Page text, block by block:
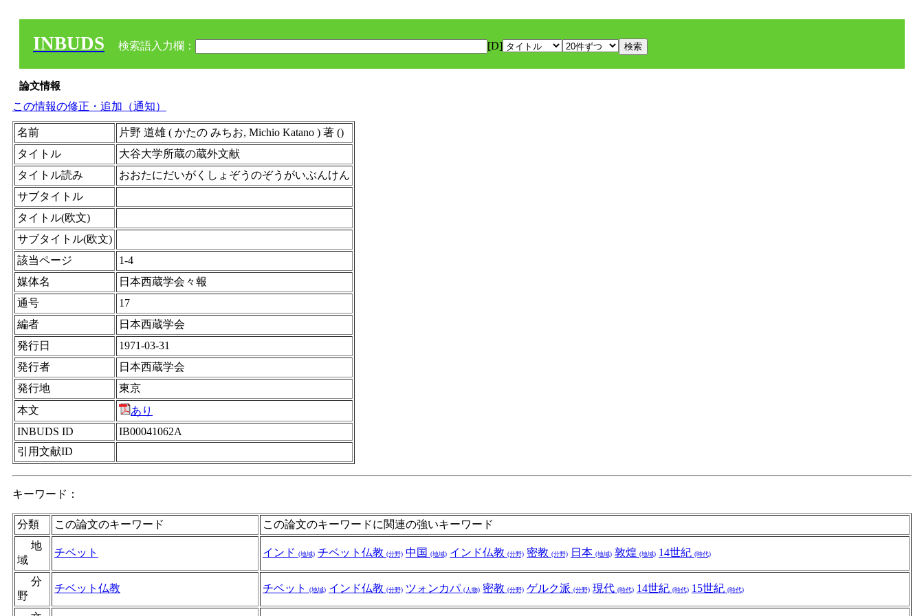
INBUDS 検索語入力欄： [D]
論文情報
この情報の修正・追加（通知）
名前
片野 道雄 ( かたの みちお, Michio Katano ) 著 ()
タイトル
大谷大学所蔵の蔵外文献
タイトル読み
おおたにだいがくしょぞうのぞうがいぶんけん
サブタイトル
タイトル(欧文)
サブタイトル(欧文)
該当ページ
1-4
媒体名
日本西蔵学会々報
通号
17
編者
日本西蔵学会
発行日
1971-03-31
発行者
日本西蔵学会
発行地
東京
本文
あり
INBUDS ID
IB00041062A
引用文献ID
キーワード：
分類 この論文のキーワード
この論文のキーワードに関連の強いキーワード
地
域
チベット インド (地域) チベット仏教 (分野) 中国 (地域) インド仏教 (分野) 密教 (分野) 日本 (地域) 敦煌 (地域) 14世紀 (時代)
分
野
チベット仏教 チベット (地域) インド仏教 (分野) ツォンカパ (人物) 密教 (分野) ゲルク派 (分野) 現代 (時代) 14世紀 (時代) 15世紀 (時代)